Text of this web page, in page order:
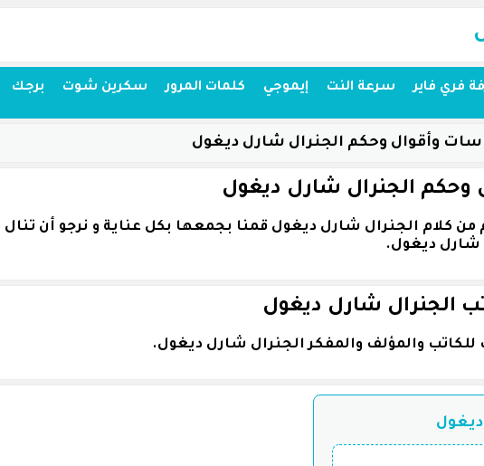
فري فاير سرعة النت إيموجي كلمات المرور سكرين شوت برجك
وأقوال وحكم الجنرال شارل ديغول
وحكم الجنرال شارل ديغول
شارل ديغول.
الجنرال شارل ديغول
والمؤلف والمفكر الجنرال شارل ديغول.